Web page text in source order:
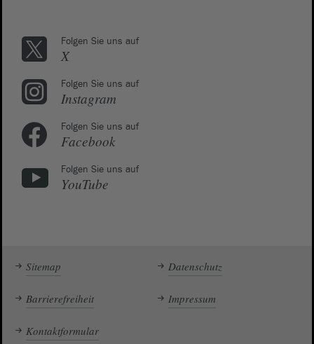
Folgen Sie uns auf
X
Folgen Sie uns auf
Instagram
Folgen Sie uns auf
Facebook
Folgen Sie uns auf
YouTube
Sitemap Datenschutz
Barrierefreiheit Impressum
Kontaktformular